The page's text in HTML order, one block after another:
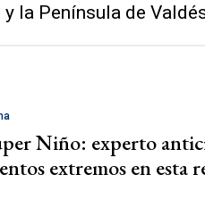
la Península de
Niño: experto
extremos en